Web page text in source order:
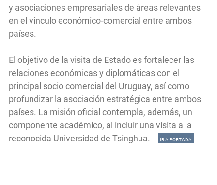
y asociaciones empresariales de áreas relevantes
en el vínculo económico-comercial entre ambos
países.
El objetivo de la visita de Estado es fortalecer las
relaciones económicas y diplomáticas con el
principal socio comercial del Uruguay, así como
profundizar la asociación estratégica entre ambos
países. La misión oficial contempla, además, un
componente académico, al incluir una visita a la
reconocida Universidad de Tsinghua.
IR A PORTADA